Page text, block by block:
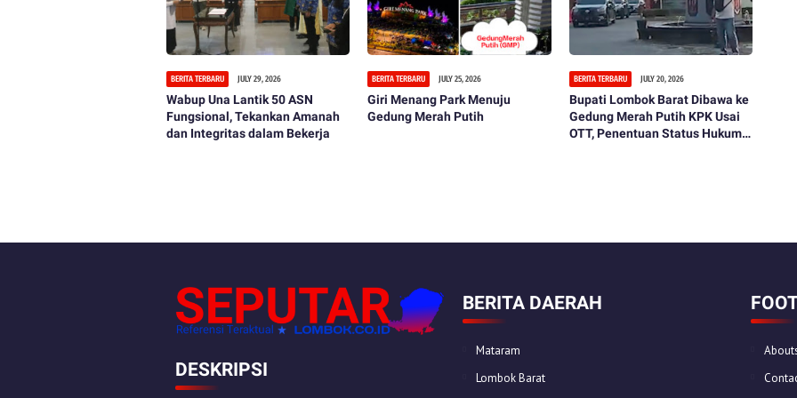
BERITA TERBARU JULY 29, 2026
Wabup Una Lantik 50 ASN
Fungsional, Tekankan Amanah
dan Integritas dalam Bekerja
BERITA TERBARU JULY 25, 2026
Giri Menang Park Menuju
Gedung Merah Putih
BERITA TERBARU JULY 20, 2026
Bupati Lombok Barat Dibawa ke
Gedung Merah Putih KPK Usai
OTT, Penentuan Status Hukum
DESKRIPSI
BERITA DAERAH
Mataram
Lombok Barat